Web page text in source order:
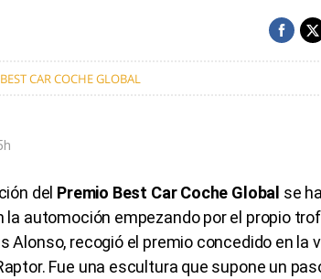
BEST CAR COCHE GLOBAL
del Premio Best Car Coche Global se
la automoción empezando por el propio
Alonso, recogió el premio concedido en la
Fue una escultura que supone un